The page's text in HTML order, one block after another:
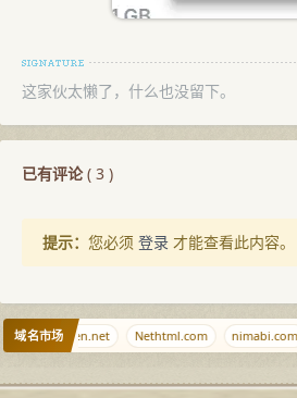
这家伙太懒了，什么也没留下。
已有评论( 3 )
提示： 您必须 登录 才能查看此内容。
域名市场haimen.net Nethtml.com nimabi.com